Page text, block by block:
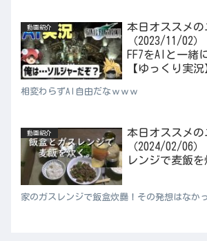
動画紹介
本日オススメ
（2023/11/02
FF7をAIと一緒
【ゆっくり実
相変わらずAI自由だなｗｗｗ
動画紹介
本日オススメ
（2024/02/06
レンジで麦飯
家のガスレンジで飯盒炊爨！その発想はなか